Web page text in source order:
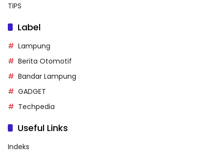
TIPS
Label
Lampung
Berita Otomotif
Bandar Lampung
GADGET
Techpedia
Useful Links
Indeks